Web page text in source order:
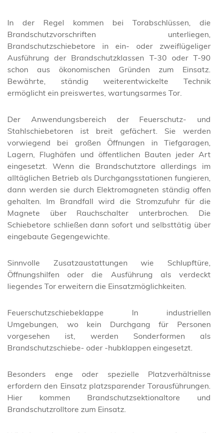
In der Regel kommen bei Torabschlüssen, die
Brandschutzvorschriften unterliegen,
Brandschutzschiebetore in ein- oder zweiflügeliger
Ausführung der Brandschutzklassen T-30 oder T-90
schon aus ökonomischen Gründen zum Einsatz.
Bewährte, ständig weiterentwickelte Technik
ermöglicht ein preiswertes, wartungsarmes Tor.
Der Anwendungsbereich der Feuerschutz- und
Stahlschiebetoren ist breit gefächert. Sie werden
vorwiegend bei großen Öffnungen in Tiefgaragen,
Lagern, Flughäfen und öffentlichen Bauten jeder Art
eingesetzt. Wenn die Brandschutztore allerdings im
alltäglichen Betrieb als Durchgangsstationen fungieren,
dann werden sie durch Elektromagneten ständig offen
gehalten. Im Brandfall wird die Stromzufuhr für die
Magnete über Rauchschalter unterbrochen. Die
Schiebetore schließen dann sofort und selbsttätig über
eingebaute Gegengewichte.
Sinnvolle Zusatzaustattungen wie Schlupftüre,
Öffnungshilfen oder die Ausführung als verdeckt
liegendes Tor erweitern die Einsatzmöglichkeiten.
Feuerschutzschiebeklappe In industriellen
Umgebungen, wo kein Durchgang für Personen
vorgesehen ist, werden Sonderformen als
Brandschutzschiebe- oder -hubklappen eingesetzt.
Besonders enge oder spezielle Platzverhältnisse
erfordern den Einsatz platzsparender Torausführungen.
Hier kommen Brandschutzsektionaltore und
Brandschutzrolltore zum Einsatz.